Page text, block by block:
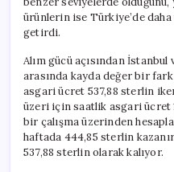
ürünlerin ise Türkiye’de
getirdi.
Alım gücü açısından
arasında kayda değer bir
asgari ücret 537,88 sterlin
üzeri için saatlik asgari ücret
bir çalışma üzerinden
haftada 444,85 sterlin
537,88 sterlin olarak kalıyor.